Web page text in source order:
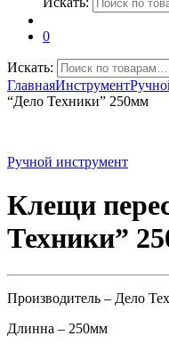
0
Искать:
ГлавнаяИнструмент
“Дело Техники” 250мм
Ручной инструмент
Клещи
Техники”
Производитель – Дело
Длинна – 250мм